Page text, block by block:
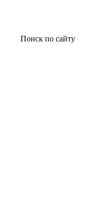
Поиск по сайту